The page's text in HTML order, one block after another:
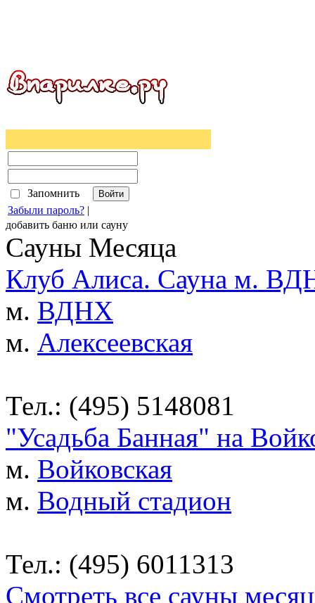
Запомнить
Забыли пароль? |
добавить баню или сауну
Сауны Месяца
Клуб Алиса. Сауна м.
м. ВДНХ
м. Алексеевская
Тел.: (495) 5148081
"Усадьба Банная" на
м. Войковская
м. Водный стадион
Тел.: (495) 6011313
Смотреть все сауны